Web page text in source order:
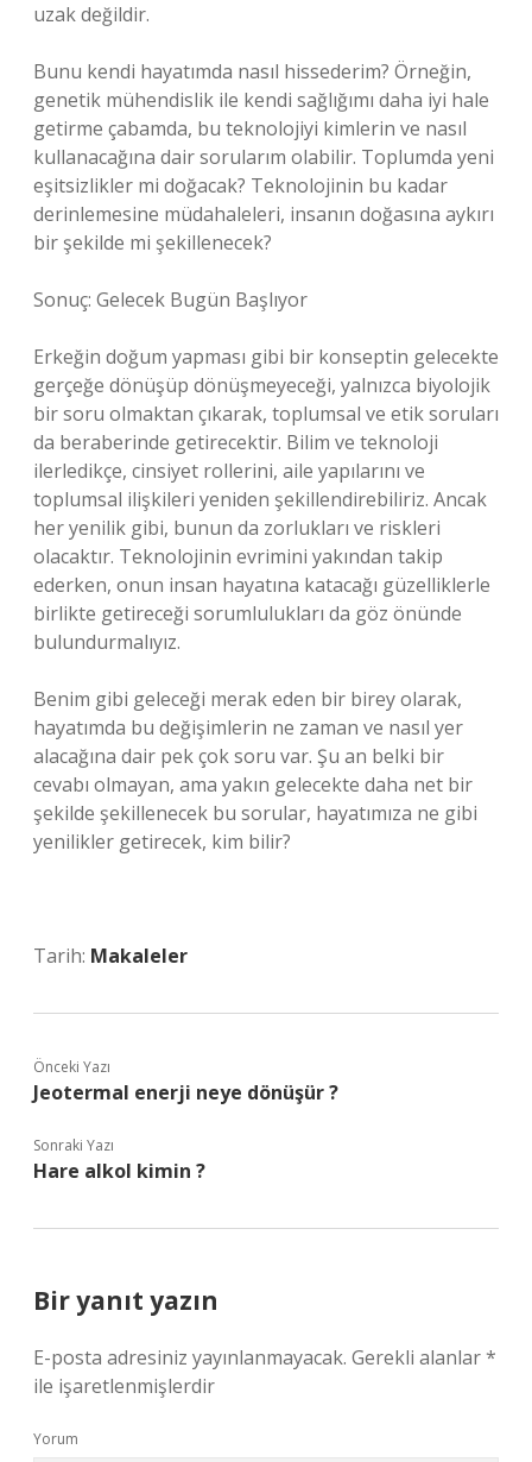
uzak değildir.
Bunu kendi hayatımda nasıl hissederim? Örneğin,
genetik mühendislik ile kendi sağlığımı daha iyi hale
getirme çabamda, bu teknolojiyi kimlerin ve nasıl
kullanacağına dair sorularım olabilir. Toplumda yeni
eşitsizlikler mi doğacak? Teknolojinin bu kadar
derinlemesine müdahaleleri, insanın doğasına aykırı
bir şekilde mi şekillenecek?
Sonuç: Gelecek Bugün Başlıyor
Erkeğin doğum yapması gibi bir konseptin gelecekte
gerçeğe dönüşüp dönüşmeyeceği, yalnızca biyolojik
bir soru olmaktan çıkarak, toplumsal ve etik soruları
da beraberinde getirecektir. Bilim ve teknoloji
ilerledikçe, cinsiyet rollerini, aile yapılarını ve
toplumsal ilişkileri yeniden şekillendirebiliriz. Ancak
her yenilik gibi, bunun da zorlukları ve riskleri
olacaktır. Teknolojinin evrimini yakından takip
ederken, onun insan hayatına katacağı güzelliklerle
birlikte getireceği sorumlulukları da göz önünde
bulundurmalıyız.
Benim gibi geleceği merak eden bir birey olarak,
hayatımda bu değişimlerin ne zaman ve nasıl yer
alacağına dair pek çok soru var. Şu an belki bir
cevabı olmayan, ama yakın gelecekte daha net bir
şekilde şekillenecek bu sorular, hayatımıza ne gibi
yenilikler getirecek, kim bilir?
Tarih: Makaleler
Önceki Yazı
Jeotermal enerji neye dönüşür ?
Sonraki Yazı
Hare alkol kimin ?
Bir yanıt yazın
E-posta adresiniz yayınlanmayacak. Gerekli alanlar*
ile işaretlenmişlerdir
Yorum